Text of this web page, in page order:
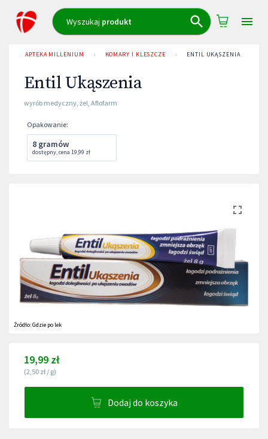
Wyszukaj produkt
APTEKA MILLENIUM › KOMARY I KLESZCZE › ENTIL UKĄSZENIA
Entil Ukąszenia
wyrób medyczny, żel, Aflofarm
Opakowanie:
8 gramów
dostępny,cena 19,99 zł
Źródło:Gdzie po lek
19,99 zł
(2,50 zł / g)
Dodaj do koszyka